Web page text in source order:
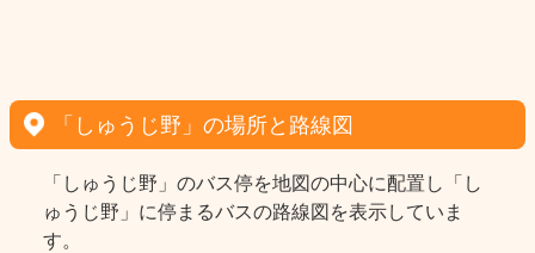
「しゅうじ野」の場所と路線図
「しゅうじ野」のバス停を地図の中心に配置し「し
ゅうじ野」に停まるバスの路線図を表示していま
す。